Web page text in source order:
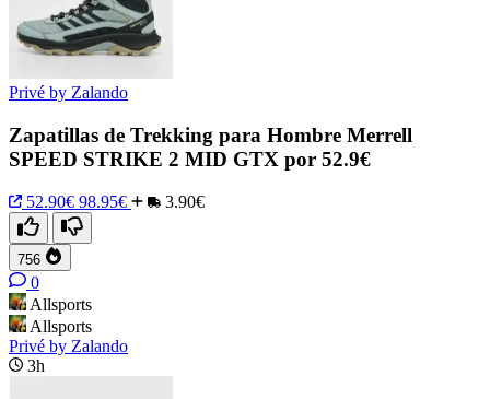
Privé by Zalando
Zapatillas de Trekking para Hombre Merrell
SPEED STRIKE 2 MID GTX por 52.9€
52.90€ 98.95€ 3.90€
756
0
Allsports
Allsports
Privé by Zalando
3h